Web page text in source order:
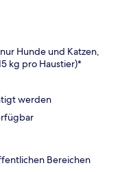
Hunde und Katzen,
kg pro Haustier)*
werden
Bereichen